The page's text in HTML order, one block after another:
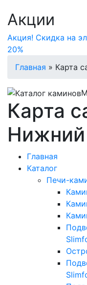
Акции
Акция! Скидка на
20%
Главная » Карта
Карта
Главная
Каталог
Печи-